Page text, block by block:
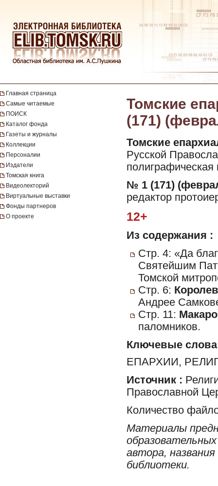
Главная страница
Самые читаемые
ПОИСК
Каталог фонда
Газеты и журналы
Коллекции
Персоналии
Издатели
Томская книга
Видеолекторий
Виртуальные выставки
Фонды партнеров
О проекте
Томские
(171)
Томские
Русской
полиграфическая
№ 1 (171)
редактор
12+
Из содержания :
Стр. 4: «Да
Святейшим
Томской
Стр. 6:
Андрее
Стр. 11:
паломников.
Ключевые слова
ЕПАРХИИ,
Источник :
Православной
Количество
Материалы
автора,
библиотеки.